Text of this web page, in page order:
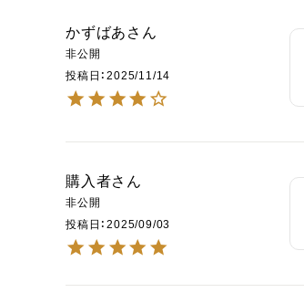
かずばあ
非公開
投稿日
2025/11/14
購入者
非公開
投稿日
2025/09/03